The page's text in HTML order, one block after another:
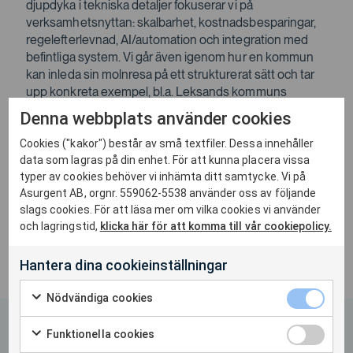
djupdyka i tekniska detaljer fokuserar vi på
verksamhetsnyttan: skalbarhet, kostnadsbesparingar,
regelefterlevnad, AI/automation och integration med
befintliga system. Vi går även igenom hur en kommun
kan inleda sin molnresa på ett strukturerat sätt och tar
upp konkreta exempel, bl.a. Leksands kommuns
lyckade migrering. Vidare behandlas säkerhetsaspekter
som GDPR, NIS2 och DPF, samt hur Azure adresserar
dessa krav. Avslutningsvis diskuterar vi hur
molnteknologi kan stödja framtidens hållbara och
innovativa kommunala verksamhet. Målet är att ge en
tydlig bild av varför Azure är relevant för kommuner –
och hur man praktiskt kan gå till väga för att realisera
dess fördelar.
Denna webbplats använder cookies
Cookies ("kakor") består av små textfiler. Dessa innehåller
data som lagras på din enhet. För att kunna placera vissa
typer av cookies behöver vi inhämta ditt samtycke. Vi på
Asurgent AB, orgnr. 559062-5538 använder oss av följande
slags cookies. För att läsa mer om vilka cookies vi använder
och lagringstid, klicka här för att komma till vår cookiepolicy.
Hantera dina cookieinställningar
Nödvändiga cookies
Funktionella cookies